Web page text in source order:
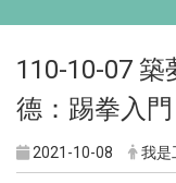
110-10-07 築
德：踢拳入門
2021-10-08 我是